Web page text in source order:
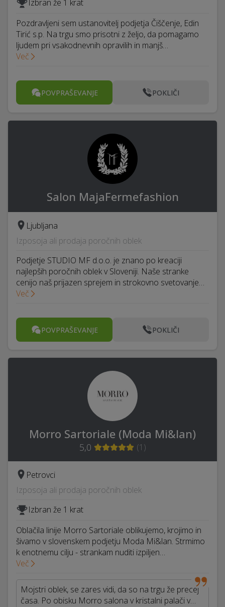
Izbran že 1 krat
Pozdravljeni sem ustanovitelj podjetja Čiščenje, Edin
Tirić s.p. Na trgu smo prisotni z željo, da pomagamo
ljudem pri vsakodnevnih opravilih in manjš…
Več
POVPRAŠEVANJE POKLIČI
Salon MajaFermefashion
Ljubljana
Izposoja ali prodaja poročnih oblek
Podjetje STUDIO MF d.o.o. je znano po kreaciji
najlepših poročnih oblek v Sloveniji. Naše stranke
cenijo naš prijazen sprejem in strokovno svetovanje…
Več
POVPRAŠEVANJE POKLIČI
Morro Sartoriale (Moda Mi&lan)
5,0 (1 )
Petrovci
Izposoja ali prodaja poročnih oblek
Izbran že 1 krat
Oblačila linije Morro Sartoriale oblikujemo, krojimo in
šivamo v slovenskem podjetju Moda Mi&lan. Strmimo
k enotnemu cilju - strankam nuditi izpiljen…
Več
Mojstri oblek, se zares vidi, da so na trgu že precej
časa. Po obisku Morro salona v kristalni palači v…